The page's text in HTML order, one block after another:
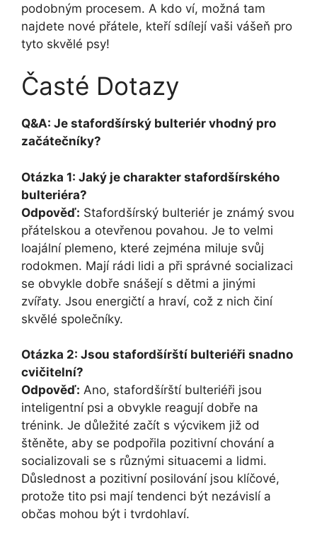
podobným procesem. A kdo ví, možná tam
najdete nové přátele, kteří sdílejí vaši vášeň pro
tyto skvělé psy!
Časté Dotazy
Q&A: Je stafordšírský bulteriér vhodný pro
začátečníky?
Otázka 1: Jaký je charakter stafordšírského
bulteriéra?
Odpověď: Stafordšírský bulteriér je známý svou
přátelskou a otevřenou povahou. Je to velmi
loajální plemeno, které zejména miluje svůj
rodokmen. Mají rádi lidi a při správné socializaci
se obvykle dobře snášejí s dětmi a jinými
zvířaty. Jsou energičtí a hraví, což z nich činí
skvělé společníky.
Otázka 2: Jsou stafordšírští bulteriéři snadno
cvičitelní?
Odpověď: Ano, stafordšírští bulteriéři jsou
inteligentní psi a obvykle reagují dobře na
trénink. Je důležité začít s výcvikem již od
štěněte, aby se podpořila pozitivní chování a
socializovali se s různými situacemi a lidmi.
Důslednost a pozitivní posilování jsou klíčové,
protože tito psi mají tendenci být nezávislí a
občas mohou být i tvrdohlaví.